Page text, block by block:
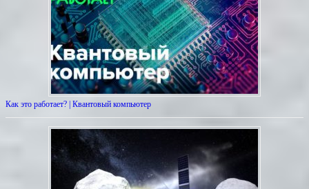
Как это работает? | Квантовый компьютер